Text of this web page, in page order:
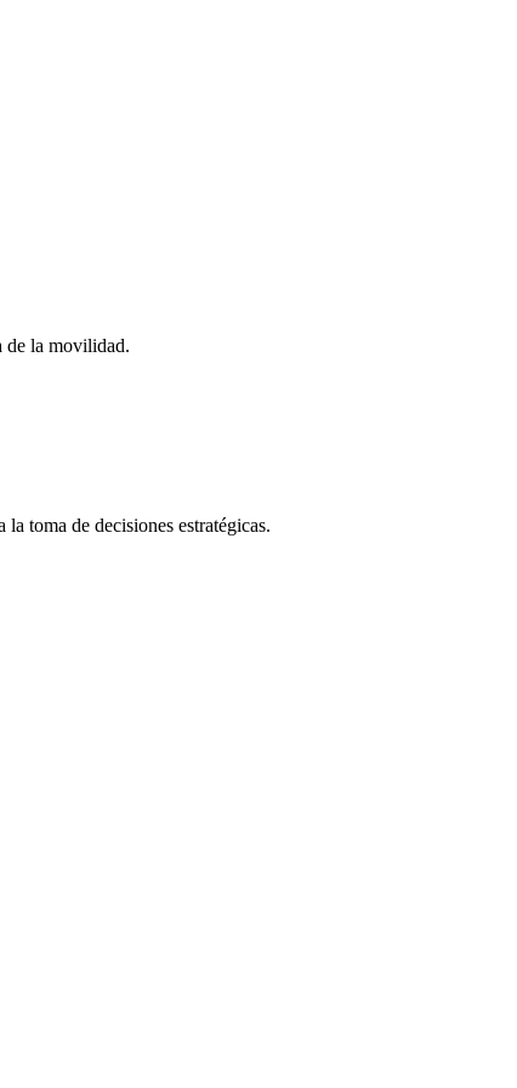
de la movilidad.
toma de decisiones estratégicas.